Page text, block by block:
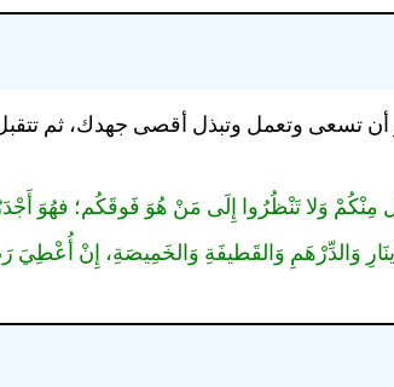
تسعى وتعمل وتبذل أقصى جهدك، ثم تتقبل
وَلا تَنْظُرُوا إِلَى مَنْ هُوَ فَوقَكُم؛ فهُوَ أَجْدَرُ
وَالدِّرْهَمِ وَالقَطيفَةِ وَالخَمِيصَةِ، إِنْ